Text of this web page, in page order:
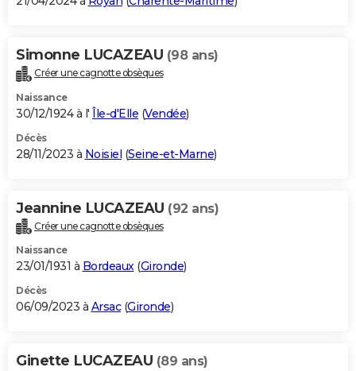
Simonne LUCAZEAU (98 ans)
Créer une cagnotte obsèques
Naissance
30/12/1924 à l' Île-d'Elle (Vendée)
Décès
28/11/2023 à Noisiel (Seine-et-Marne)
Jeannine LUCAZEAU (92 ans)
Créer une cagnotte obsèques
Naissance
23/01/1931 à Bordeaux(Gironde)
Décès
06/09/2023 à Arsac(Gironde)
Ginette LUCAZEAU (89 ans)